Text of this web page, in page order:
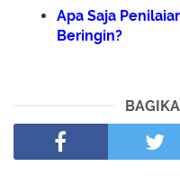
Apa Saja
Beringin?